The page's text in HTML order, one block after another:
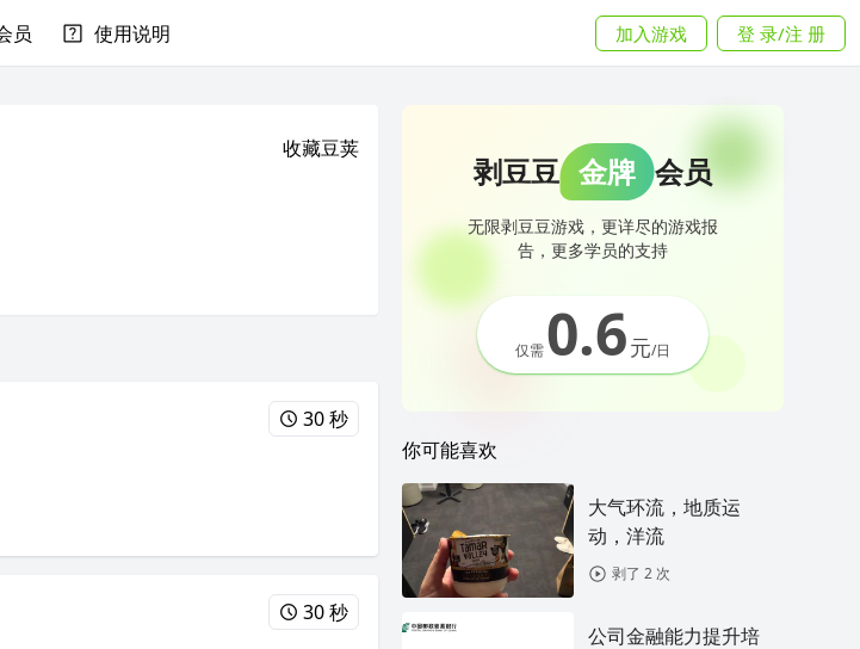
员 使用说明 加入游戏 登 录/注 册
收藏豆荚
30 秒
30 秒
剥豆豆 金牌 会员
无限剥豆豆游戏，更详尽的游戏报
告，更多学员的支持
仅需0.6元/日
你可能喜欢
大气环流，地质运
动，洋流
剥了 2 次
公司金融能力提升培